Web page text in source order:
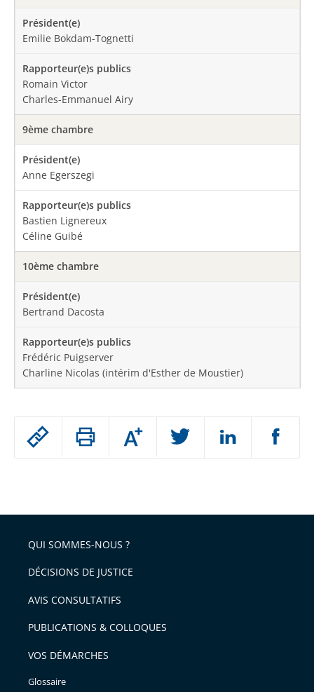
Passer
arriver
après
Augmenter
ou
l'article
pour
avant
Emilie Bokdam-Tognetti
Romain Victor
Charles-Emmanuel Airy
9ème chambre
Anne Egerszegi
Bastien Lignereux
Céline Guibé
10ème chambre
Bertrand Dacosta
Frédéric Puigserver
Charline Nicolas (intérim d'Esther de Moustier)
QUI SOMMES-NOUS ?
DÉCISIONS DE JUSTICE
AVIS CONSULTATIFS
PUBLICATIONS & COLLOQUES
VOS DÉMARCHES
Glossaire